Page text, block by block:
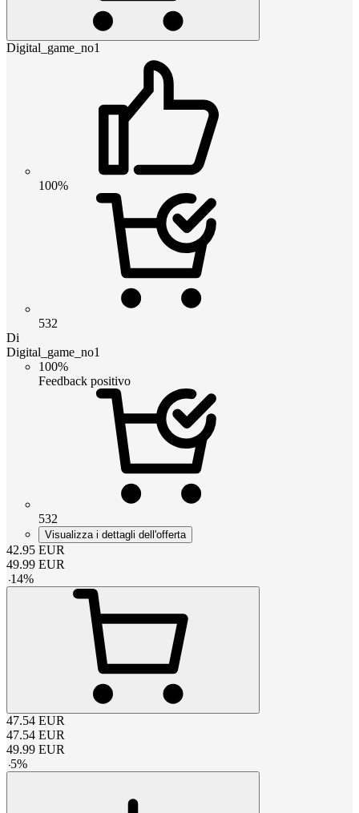
Digital_game_no1
100%
532
Di
Digital_game_no1
100%
Feedback positivo
532
Visualizza i dettagli dell'offerta
42.95 EUR
49.99 EUR
-14%
47.54 EUR
47.54 EUR
49.99 EUR
-5%